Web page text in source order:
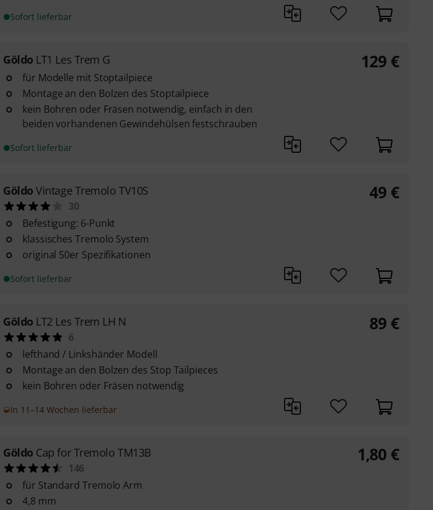
Sofort lieferbar
Göldo LT1 Les Trem G
für Modelle mit Stoptailpiece
Montage an den Bolzen des Stoptailpiece
kein Bohren oder Fräsen notwendig, einfach in den
beiden vorhandenen Gewindehülsen festschrauben
Sofort lieferbar
129 €
Göldo Vintage Tremolo TV10S
30
Befestigung: 6-Punkt
klassisches Tremolo System
original 50er Spezifikationen
Sofort lieferbar
49 €
Göldo LT2 Les Trem LH N
6
lefthand / Linkshänder Modell
Montage an den Bolzen des Stop Tailpieces
kein Bohren oder Fräsen notwendig
In 11–14 Wochen lieferbar
89 €
Göldo Cap for Tremolo TM13B
146
für Standard Tremolo Arm
4,8 mm
1,80 €